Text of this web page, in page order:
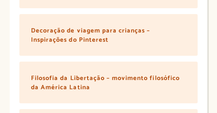
Decoração de viagem para crianças –
Inspirações do Pinterest
Filosofia da Libertação – movimento filosófico
da América Latina